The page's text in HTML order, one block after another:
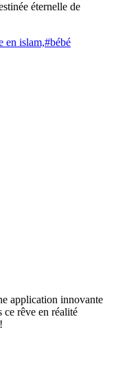
éternelle de
en islam,#bébé
application innovante
ce rêve en réalité